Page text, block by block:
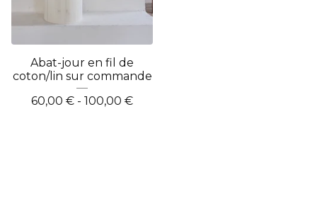
Abat-jour en fil de
coton/lin sur commande
60,00 € - 100,00 €